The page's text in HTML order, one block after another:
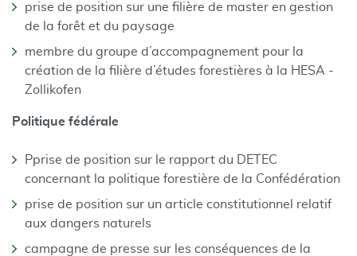
prise de position sur une filière de master en gestion
de la forêt et du paysage
membre du groupe d’accompagnement pour la
création de la filière d’études forestières à la HESA -
Zollikofen
Politique fédérale
Pprise de position sur le rapport du DETEC
concernant la politique forestière de la Confédération
prise de position sur un article constitutionnel relatif
aux dangers naturels
campagne de presse sur les conséquences de la